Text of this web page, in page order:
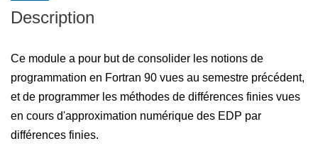
Description
Ce module a pour but de consolider les notions de
programmation en Fortran 90 vues au semestre précédent,
et de programmer les méthodes de différences finies vues
en cours d'approximation numérique des EDP par
différences finies.